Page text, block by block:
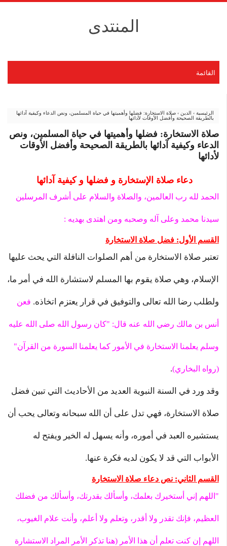
المنتدى
القائمة
الرئيسية › الدين › صلاة الاستخارة: فضلها وأهميتها في حياة المسلمين، ونص الدعاء وكيفية آدائها
بالطريقة الصحيحة وأفضل الأوقات لأدائها
صلاة الاستخارة: فضلها وأهميتها في حياة المسلمين، ونص
الدعاء وكيفية آدائها بالطريقة الصحيحة وأفضل الأوقات
لأدائها
دعاء صلاة الإستخارة و فضلها و كيفية آدائها
الحمد لله رب العالمين، والصلاة والسلام على أشرف المرسلين
سيدنا محمد وعلى آله وصحبه ومن اهتدى بهديه :
القسم الأول: فضل صلاة الاستخارة
تعتبر صلاة الاستخارة من أهم الصلوات النافلة التي يحث عليها
الإسلام، وهي صلاة يقوم بها المسلم لاستشارة الله في أمر ما،
ولطلب رضا الله تعالى والتوفيق في قرار يعتزم اتخاذه. فعن
أنس بن مالك رضي الله عنه قال: "كان رسول الله صلى الله عليه
وسلم يعلمنا الاستخارة في الأمور كما يعلمنا السورة من القرآن"
(رواه البخاري)
.
وقد ورد في السنة النبوية العديد من الأحاديث التي تبين فضل
صلاة الاستخارة، فهي تدل على أن الله سبحانه وتعالى يحب أن
يستشيره العبد في أموره، وأنه يسهل له الخير ويفتح له
الأبواب التي قد لا يكون لديه فكرة عنها.
القسم الثاني: نص دعاء صلاة الاستخارة
"اللهم إني أستخيرك بعلمك، وأسألك بقدرتك، وأسألك من فضلك
العظيم، فإنك تقدر ولا أقدر، وتعلم ولا أعلم، وأنت علام الغيوب،
اللهم إن كنت تعلم أن هذا الأمر (هنا تذكر الأمر المراد الاستشارة